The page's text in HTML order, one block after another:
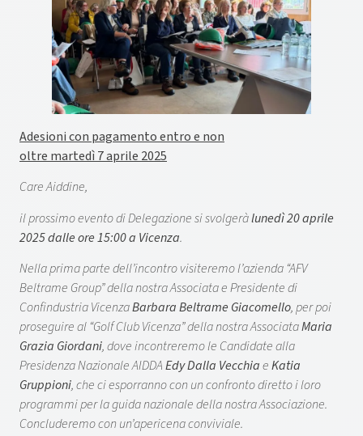
Adesioni con pagamento entro e non
oltre martedì 7 aprile 2025
Care Aiddine,
il prossimo evento di Delegazione si svolgeràlunedì 20 aprile
2025 dalle ore 15:00 a Vicenza.
Nella prima parte dell’incontro visiteremo l’azienda “AFV
Beltrame Group” della nostra Associata e Presidente di
Confindustria VicenzaBarbara Beltrame Giacomello, per poi
proseguire al “Golf Club Vicenza” della nostra AssociataMaria
Grazia Giordani, dove incontreremo le Candidate alla
Presidenza Nazionale AIDDAEdy Dalla VecchiaeKatia
Gruppioni, che ci esporranno con un confronto diretto i loro
programmi per la guida nazionale della nostra Associazione.
Concluderemo con un’apericena conviviale.